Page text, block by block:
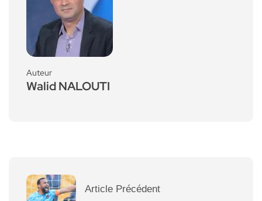
Auteur
Walid NALOUTI
Article Précédent